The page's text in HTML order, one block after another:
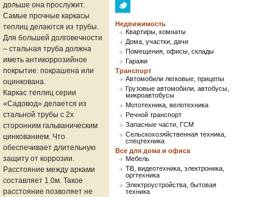
дольше она прослужит.
Самые прочные каркасы
теплиц делаются из трубы.
Для большей долговечности
– стальная труба должна
иметь антикоррозийное
покрытие: покрашена или
оцинкована.
Каркас теплиц серии
«Садовод» делается из
стальной трубы с 2х
сторонним гальваническим
цинкованием. Что
обеспечивает длительную
защиту от коррозии.
Расстояние между арками
составляет 1.0м. Такое
расстояние позволяет не
Недвижимость
Квартиры, комнаты
Дома, участки, дачи
Помещения, офисы, склады
Гаражи
Транспорт
Автомобили легковые, прицепы
Грузовые автомобили, автобусы,
микроавтобусы
Мототехника, велотехника
Речной транспорт
Запасные части, ГСМ
Сельскохозяйственная техника,
спецтехника
Все для дома и офиса
Мебель
ТВ, видеотехника, электроника,
оргтехника
Электроустройства, бытовая
техника